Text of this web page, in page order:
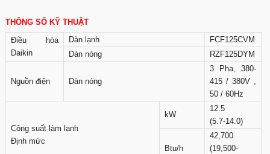
THÔNG SỐ KỸ THUẬT
Điều hòa
Daikin
Dàn lạnh
FCF125CVM
Dàn nóng
RZF125DYM
Nguồn điện Dàn nóng
3 Pha, 380-
415 / 380V ,
50 / 60Hz
Công suất làm lạnh
Định mức
kW
12.5
(5.7-14.0)
Btu/h
42,700
(19,500-